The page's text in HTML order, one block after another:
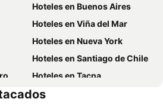
Hoteles en Buenos Aires
Hoteles en Viña del Mar
Hoteles en Nueva York
Hoteles en Santiago de Chile
Hoteles en Tacna
Hoteles en Curazao